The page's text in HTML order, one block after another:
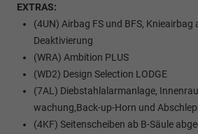
EXTRAS:
(4UN) Airbag FS und BFS, Knieairbag
Deaktivierung
(WRA) Ambition PLUS
(WD2) Design Selection LODGE
(7AL) Diebstahlalarmanlage,
wachung,Back-up-Horn und
(4KF) Seitenscheiben ab B-Säule